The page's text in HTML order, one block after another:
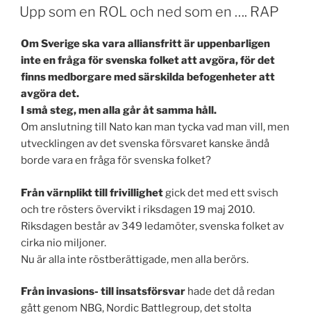
Upp som en ROL och ned som en …. RAP
Om Sverige ska vara alliansfritt är uppenbarligen
inte en fråga för svenska folket att avgöra, för det
finns medborgare med särskilda befogenheter att
avgöra det.
I små steg, men alla går åt samma håll.
Om anslutning till Nato kan man tycka vad man vill, men
utvecklingen av det svenska försvaret kanske ändå
borde vara en fråga för svenska folket?
Från värnplikt till frivillighet gick det med ett svisch
och tre rösters övervikt i riksdagen 19 maj 2010.
Riksdagen består av 349 ledamöter, svenska folket av
cirka nio miljoner.
Nu är alla inte röstberättigade, men alla berörs.
Från invasions- till insatsförsvar hade det då redan
gått genom NBG, Nordic Battlegroup, det stolta